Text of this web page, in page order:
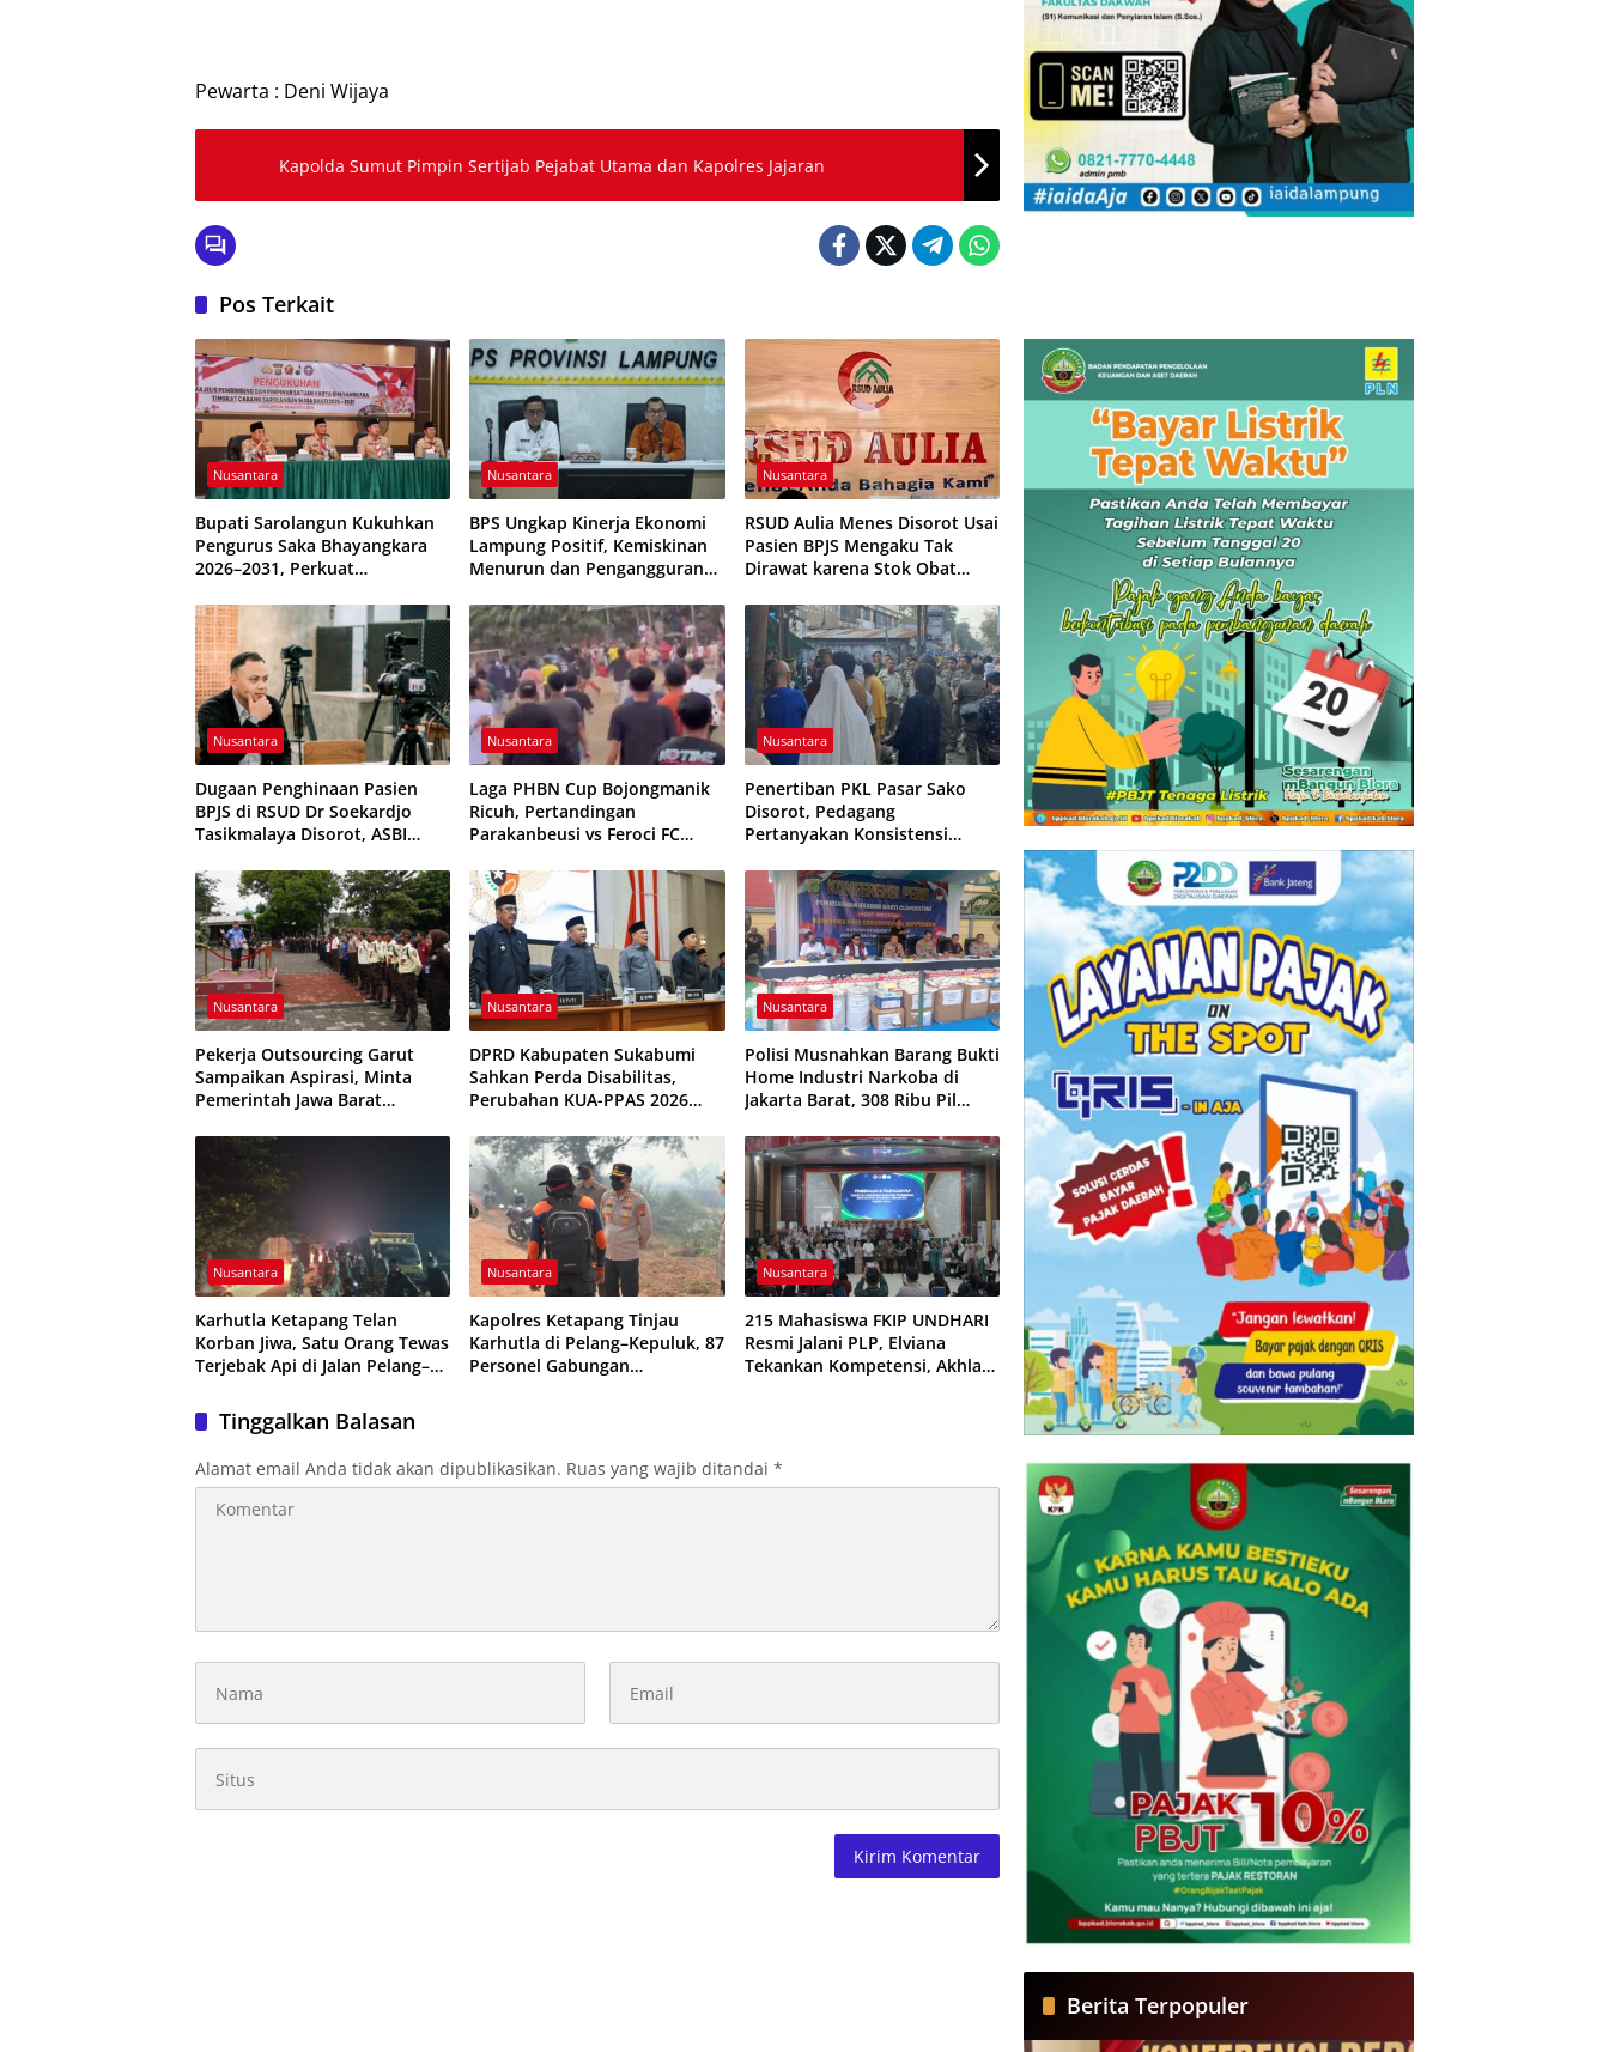
Pewarta : Deni Wijaya
Kapolda Sumut Pimpin Sertijab Pejabat Utama dan Kapolres Jajaran
Pos Terkait
Nusantara
Bupati Sarolangun Kukuhkan
Pengurus Saka Bhayangkara
2026–2031, Perkuat
Muda
Nusantara
BPS Ungkap Kinerja Ekonomi
Lampung Positif, Kemiskinan
Menurun dan Pengangguran
Nusantara
RSUD Aulia Menes Disorot Usai
Pasien BPJS Mengaku Tak
Dirawat karena Stok Obat
Nusantara
Dugaan Penghinaan Pasien
BPJS di RSUD Dr Soekardjo
Tasikmalaya Disorot, ASBI
Etika Pelayanan
Nusantara
Laga PHBN Cup Bojongmanik
Ricuh, Pertandingan
Parakanbeusi vs Feroci FC
Nusantara
Penertiban PKL Pasar Sako
Disorot, Pedagang
Pertanyakan Konsistensi
Pungutan
Nusantara
Pekerja Outsourcing Garut
Sampaikan Aspirasi, Minta
Pemerintah Jawa Barat
Nusantara
DPRD Kabupaten Sukabumi
Sahkan Perda Disabilitas,
Perubahan KUA-PPAS 2026
Nusantara
Polisi Musnahkan Barang Bukti
Home Industri Narkoba di
Jakarta Barat, 308 Ribu Pil
Nusantara
Karhutla Ketapang Telan
Korban Jiwa, Satu Orang Tewas
Terjebak Api di Jalan Pelang–
Nusantara
Kapolres Ketapang Tinjau
Karhutla di Pelang–Kepuluk, 87
Personel Gabungan
Nusantara
215 Mahasiswa FKIP UNDHARI
Resmi Jalani PLP, Elviana
Tekankan Kompetensi, Akhlak
Tinggalkan Balasan
Alamat email Anda tidak akan dipublikasikan. Ruas yang wajib ditandai *
Berita Terpopuler